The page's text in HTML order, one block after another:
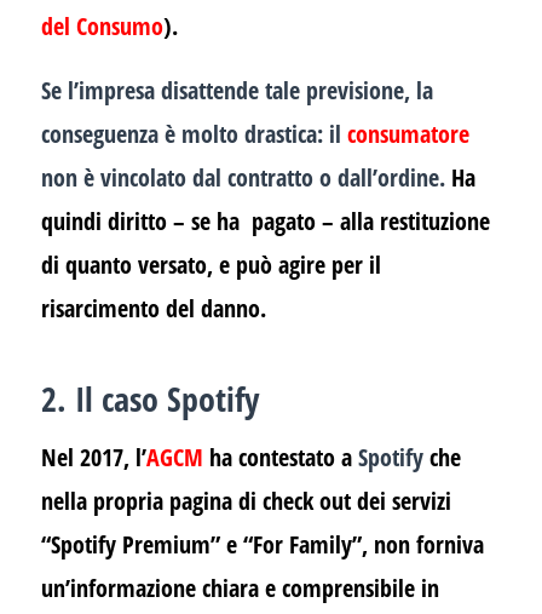
del Consumo).
Se l’impresa disattende tale previsione, la
conseguenza è molto drastica: il consumatore
non è vincolato dal contratto o dall’ordine.Ha
quindi diritto – se ha pagato – alla restituzione
di quanto versato, e può agire per il
risarcimento del danno.
2. Il caso Spotify
Nel 2017, l’AGCM ha contestato aSpotifyche
nella propria pagina di check out dei servizi
“Spotify Premium” e “For Family”, non forniva
un’informazione chiara e comprensibile in